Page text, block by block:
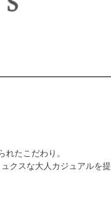
たこだわり。
クスな大人カジュアルを提